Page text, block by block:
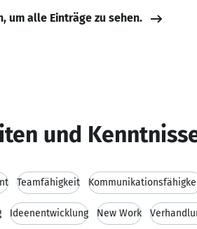
um alle Einträge zu sehen.
und
Teamfähigkeit
Ideenentwicklung New Work